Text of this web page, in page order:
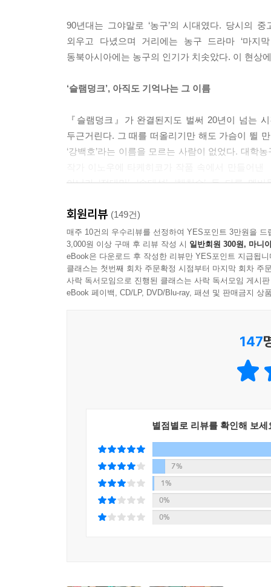
90년대는 그야말로 ‘농구’의 시대였다. 당시의
외우고 다녔으며 거리에는 농구 드라마 ‘마지
동북아시아에는 농구의 인기가 치솟았다. 이 현상
‘슬램덩크’, 아직도 기억나는 그 이름
『슬램덩크』가 완결된지도 벌써 20년이 넘는
두근거린다. 그 때를 떠올리기만 해도 가슴이 뛸
‘강백호’라는 이름을 모르는 사람이 없었다. 대학
아니라 ‘정대만’, ‘송태섭’, ‘채치수’ 등 다른
20여년 만에 새롭게 돌아온 『슬램덩크 신장재편
“녀석들이 보고 싶어 새로 그리고 있습니다.”
이노우에 타케히코 작가의 SNS에 올라온 한 장
손글씨로 쓰여진 그의 말이 있었기 때문이다.
단행본 각권마다의 소제목도 변경된다. ‘첫 시합
적응해가는 과정을 엿볼 수 있다. 3권 <첫 시합
있다. 5권 <송태섭과 정대만>은 ‘강백호’와 ‘서
‘송태섭’이 팀에 복귀하면서 이야기는 시작된
농구부로 복귀하는 과정이 그려졌다.
<슬램덩크 신장재편판>은 2018년 8월 중순
회원리뷰 (149건)
매주 10건의 우수리뷰를 선정하여 YES포인트 3만원을 드
3,000원 이상 구매 후 리뷰 작성 시 일반회원 300원, 마니
eBook은 다운로드 후 작성한 리뷰만 YES포인트 지급됩니
클래스는 첫번째 회차 주문확정 시점부터 마지막 회차 주
사락 독서모임으로 진행된 클래스는 사락 독서모임 게시
eBook 페이백, CD/LP, DVD/Blu-ray, 패션 및 판매금지 상
147
별점별로 리뷰를 확인해 보세
7%
1%
0%
0%